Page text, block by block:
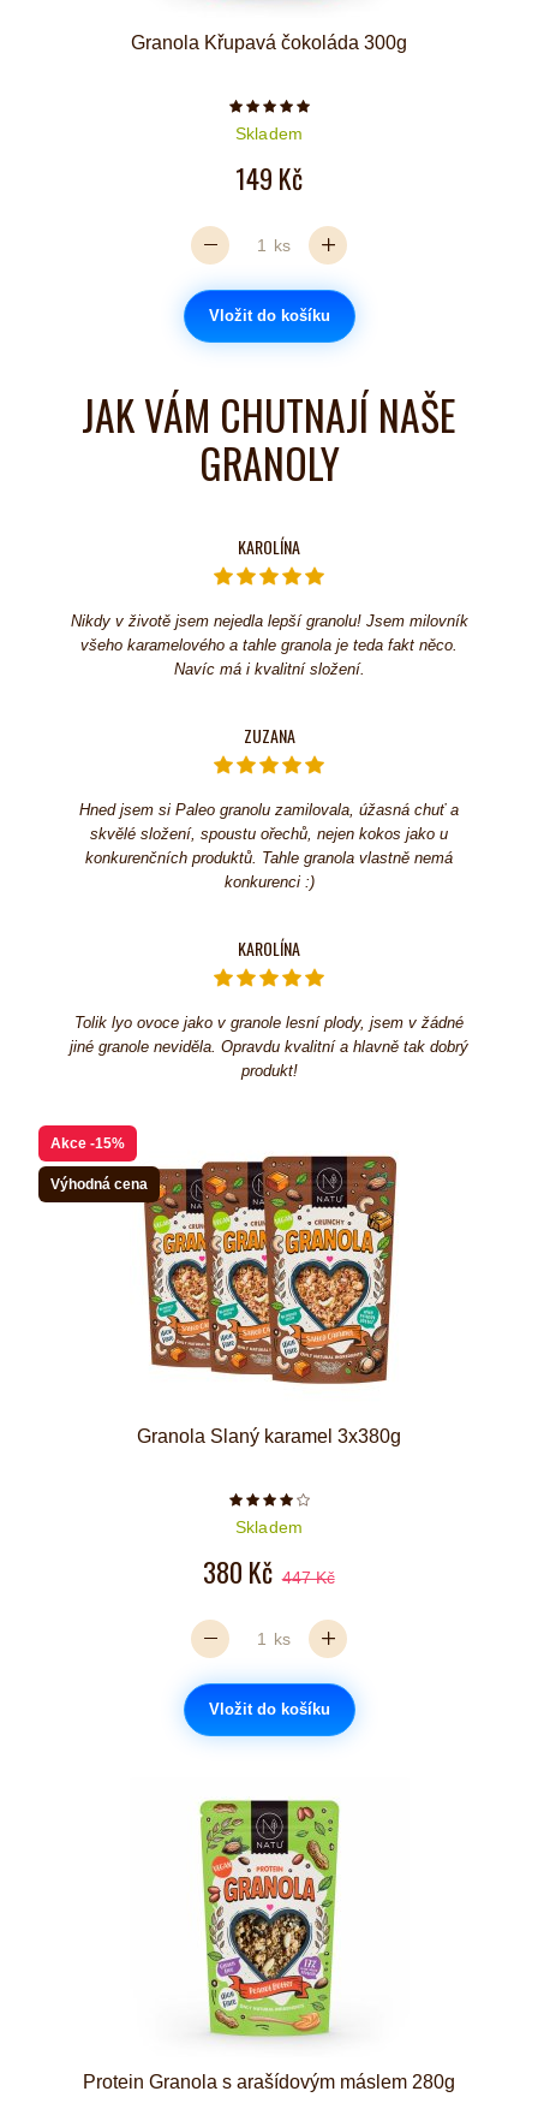
Granola Křupavá čokoláda 300g
Počet hvězdiček je 5 z 5
Skladem
149 Kč
ks
Vložit do košíku
JAK VÁM CHUTNAJÍ NAŠE
GRANOLY
KAROLÍNA
Nikdy v životě jsem nejedla lepší granolu! Jsem milovník
všeho karamelového a tahle granola je teda fakt něco.
Navíc má i kvalitní složení.
ZUZANA
Hned jsem si Paleo granolu zamilovala, úžasná chuť a
skvělé složení, spoustu ořechů, nejen kokos jako u
konkurenčních produktů. Tahle granola vlastně nemá
konkurenci :)
KAROLÍNA
Tolik lyo ovoce jako v granole lesní plody, jsem v žádné
jiné granole neviděla. Opravdu kvalitní a hlavně tak dobrý
produkt!
Akce -15%
Výhodná cena
Granola Slaný karamel 3x380g
Počet hvězdiček je 4 z 5
Skladem
380 Kč 447 Kč
ks
Vložit do košíku
Protein Granola s arašídovým máslem 280g